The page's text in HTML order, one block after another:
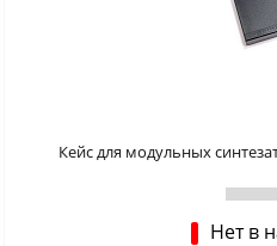
Кейс для модульных
Нет в